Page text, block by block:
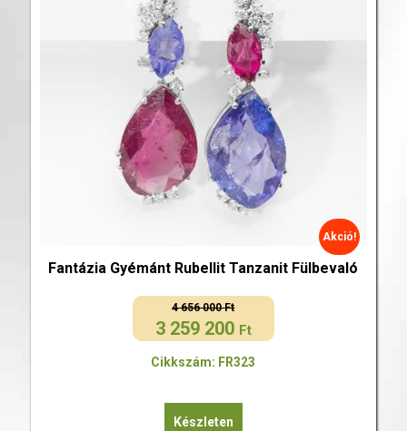
Fantázia Gyémánt Rubellit Tanzanit Fülbevaló
4 656 000Ft
Original
was:
656
3 259 200 Ft
Current
is:
259
Akció!
Cikkszám: FR323
Készleten